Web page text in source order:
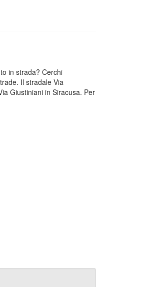
in strada? Cerchi
Il stradale Via
Giustiniani in Siracusa. Per